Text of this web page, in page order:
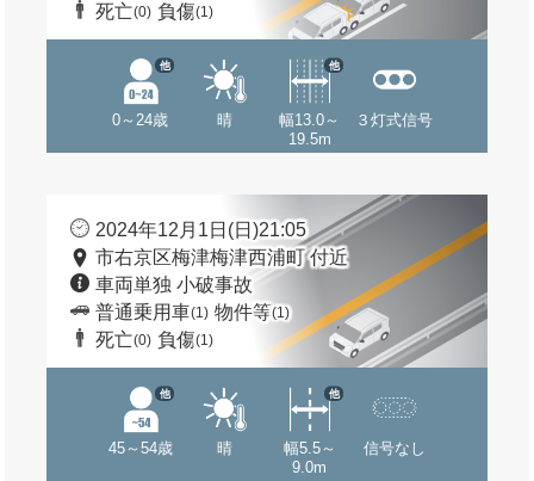
死亡(0) 負傷(1)
0～24歳
他
晴
幅13.0～
19.5m
他
３灯式信号
2024年12月1日(日)21:05
市右京区梅津梅津西浦町 付近
車両単独 小破事故
普通乗用車(1) 物件等(1)
死亡(0) 負傷(1)
45～54歳
他
晴
幅5.5～
9.0m
他
信号なし